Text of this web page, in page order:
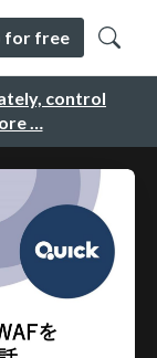
control
…
for free